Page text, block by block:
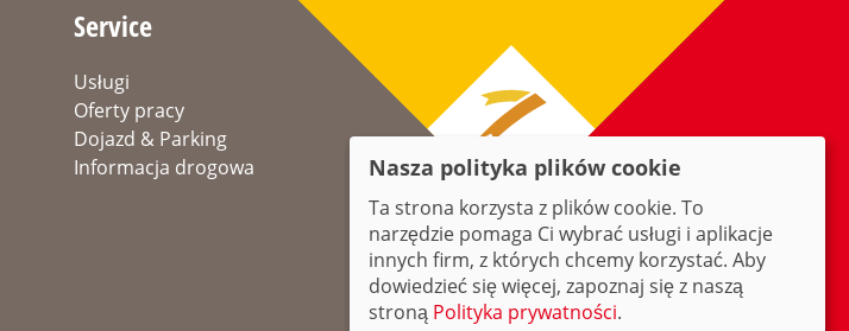
Service
Usługi
Oferty pracy
Dojazd & Parking
Informacja drogowa
Nasza polityka plików cookie
Ta strona korzysta z plików cookie. To
narzędzie pomaga Ci wybrać usługi i aplikacje
innych firm, z których chcemy korzystać. Aby
dowiedzieć się więcej, zapoznaj się z naszą
stroną Polityka prywatności.